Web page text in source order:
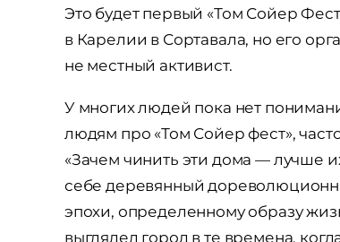
Это будет первый «Том Сойер
в Карелии в Сортавала, но его
не местный активист.
У многих людей пока нет
людям про «Том Сойер фест»,
«Зачем чинить эти дома — лучше
себе деревянный
эпохи, определенному образу
выглядел город в те времена,